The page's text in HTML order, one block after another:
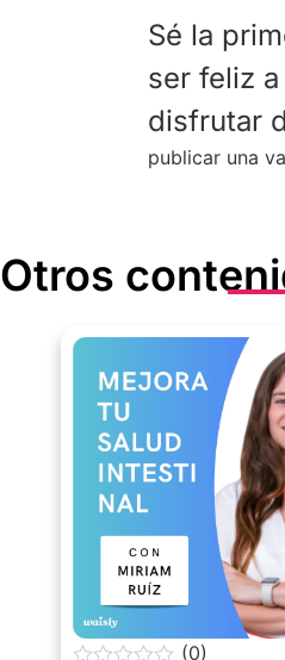
Sé la
ser feliz
disfrutar
publicar una
Otros
(0)